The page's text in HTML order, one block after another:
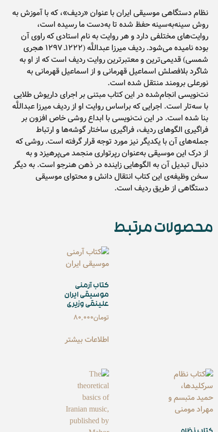
نظام دستگاهی موسیقی ایران با عنوان «ردیف»، که با آموزش به
روش سینه‌به‌سینه حفظ شده تا به‌دست ما رسیده است،
روایت‌های مختلفی دارد و هر روایت به نام استادی که راوی آن
بوده نامیده می‌شود. ردیف میرزا عبداللَّه (۱۲۲۲ـ ۱۲۹۷ هجری
شمسی) قدیمی‌ترین و معتبرترین روایت ردیف است که از او به
شاگرد بلافصلش اسماعیل قهرمانی و از اسماعیل قهرمانی به
نورعلی برومند منتقل شده است.
نت‌نویسی انجام‌شده در این کتاب مبتنی بر اجرای داریوش طلایی
با سه‌تار است. اجرایی که براساس روایت او از ردیف میرزا عبداللَّه
بنا شده است. در این نت‌نویسی با ابداع روشی خاص افزون بر
فراگیری الگوهای ردیف، فراگیری ساختار گوشه‌ها و ارتباط
جمله‌های آن با یکدیگر نیز مورد توجه قرار گرفته است. روشی که
از درک این موسیقی به‌عنوان رپرتواری منجمد می‌پرهیزد و به
دنبال تبدیل آن به الگوهایی زاینده در ذهن هنرجو است. به دیگر
سخن وظیفه‌ی این کتاب انتقال دانش و محتوای موسیقی
دستگاهی از طریق ردیف است.
محصولات مرتبط
کتاب آرمنی
موسیقی ایران
علینقی وزیری
تومان80,000
اطلاعات بیشتر